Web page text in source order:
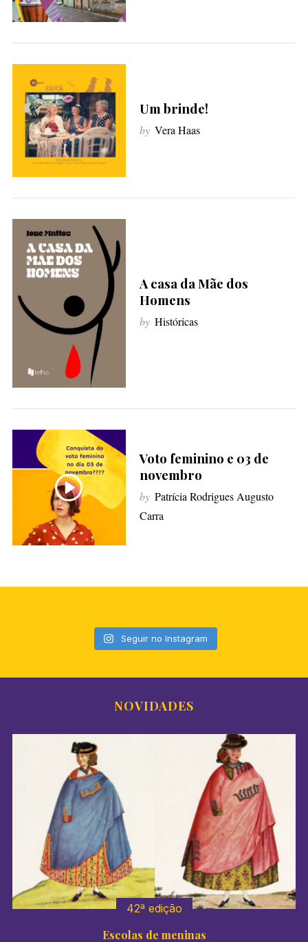
Um brinde!
by Vera Haas
A casa da Mãe dos
Homens
by Históricas
Voto feminino e 03 de
novembro
by Patrícia Rodrigues Augusto
Carra
Seguir no Instagram
NOVIDADES
41º edição
Colégios de meninas
: